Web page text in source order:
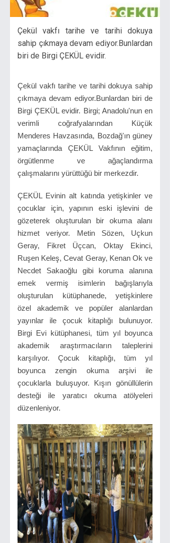
Çekül vakfı tarihe ve tarihi dokuya
sahip çıkmaya devam ediyor.Bunlardan
biri de Birgi ÇEKÜL evidir.
Çekül vakfı tarihe ve tarihi dokuya sahip
çıkmaya devam ediyor.Bunlardan biri de
Birgi ÇEKÜL evidir. Birgi; Anadolu'nun en
verimli coğrafyalarından Küçük
Menderes Havzasında, Bozdağ'ın güney
yamaçlarında ÇEKÜL Vakfının eğitim,
örgütlenme ve ağaçlandırma
çalışmalarını yürüttüğü bir merkezdir.
ÇEKÜL Evinin alt katında yetişkinler ve
çocuklar için, yapının eski işlevini de
gözeterek oluşturulan bir okuma alanı
hizmet veriyor. Metin Sözen, Uçkun
Geray, Fikret Üçcan, Oktay Ekinci,
Ruşen Keleş, Cevat Geray, Kenan Ok ve
Necdet Sakaoğlu gibi koruma alanına
emek vermiş isimlerin bağışlarıyla
oluşturulan kütüphanede, yetişkinlere
özel akademik ve popüler alanlardan
yayınlar ile çocuk kitaplığı bulunuyor.
Birgi Evi kütüphanesi, tüm yıl boyunca
akademik araştırmacıların taleplerini
karşılıyor. Çocuk kitaplığı, tüm yıl
boyunca zengin okuma arşivi ile
çocuklarla buluşuyor. Kışın gönüllülerin
desteği ile yaratıcı okuma atölyeleri
düzenleniyor.